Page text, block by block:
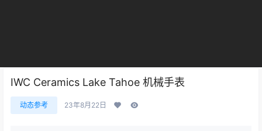
IWC Ceramics Lake Tahoe 机械手表
动态参考 23年8月22日